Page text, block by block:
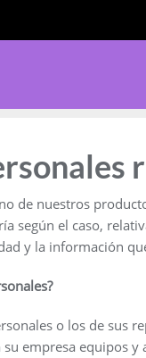
de nuestros
según el caso,
y la información
o los de sus
empresa equipos